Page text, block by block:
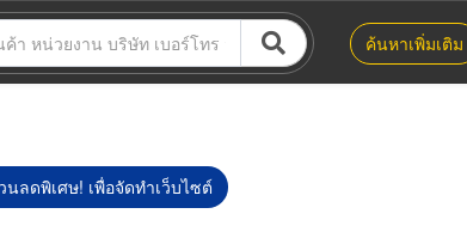
ค้นหาเพิ่มเติม
ลดพิเศษ! เพื่อจัดทำเว็บไซต์